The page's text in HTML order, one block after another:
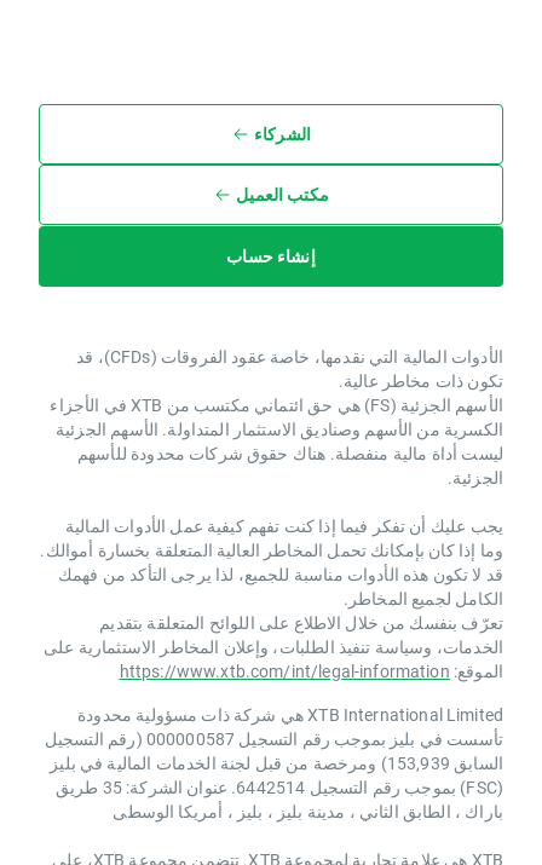
الشركاء
مكتب العميل
إنشاء حساب
الأدوات المالية التي نقدمها، خاصة عقود الفروقات (CFDs)، قد
تكون ذات مخاطر عالية.
الأسهم الجزئية (FS) هي حق ائتماني مكتسب من XTB ​​في الأجزاء
الكسرية من الأسهم وصناديق الاستثمار المتداولة. الأسهم الجزئية
ليست أداة مالية منفصلة. هناك حقوق شركات محدودة للأسهم
الجزئية.
يجب عليك أن تفكر فيما إذا كنت تفهم كيفية عمل الأدوات المالية
وما إذا كان بإمكانك تحمل المخاطر العالية المتعلقة بخسارة أموالك.
قد لا تكون هذه الأدوات مناسبة للجميع، لذا يرجى التأكد من فهمك
الكامل لجميع المخاطر.
تعرّف بنفسك من خلال الاطلاع على اللوائح المتعلقة بتقديم
الخدمات، وسياسة تنفيذ الطلبات، وإعلان المخاطر الاستثمارية على
الموقع: https://www.xtb.com/int/legal-information
XTB International Limited هي شركة ذات مسؤولية محدودة
تأسست في بليز بموجب رقم التسجيل 000000587 (رقم التسجيل
السابق 153,939) ومرخصة من قبل لجنة الخدمات المالية في بليز
(FSC) بموجب رقم التسجيل 6442514. عنوان الشركة: 35 طريق
باراك ، الطابق الثاني ، مدينة بليز ، بليز ، أمريكا الوسطى
XTB هي علامة تجارية لمجموعة XTB. تتضمن مجموعة XTB، على